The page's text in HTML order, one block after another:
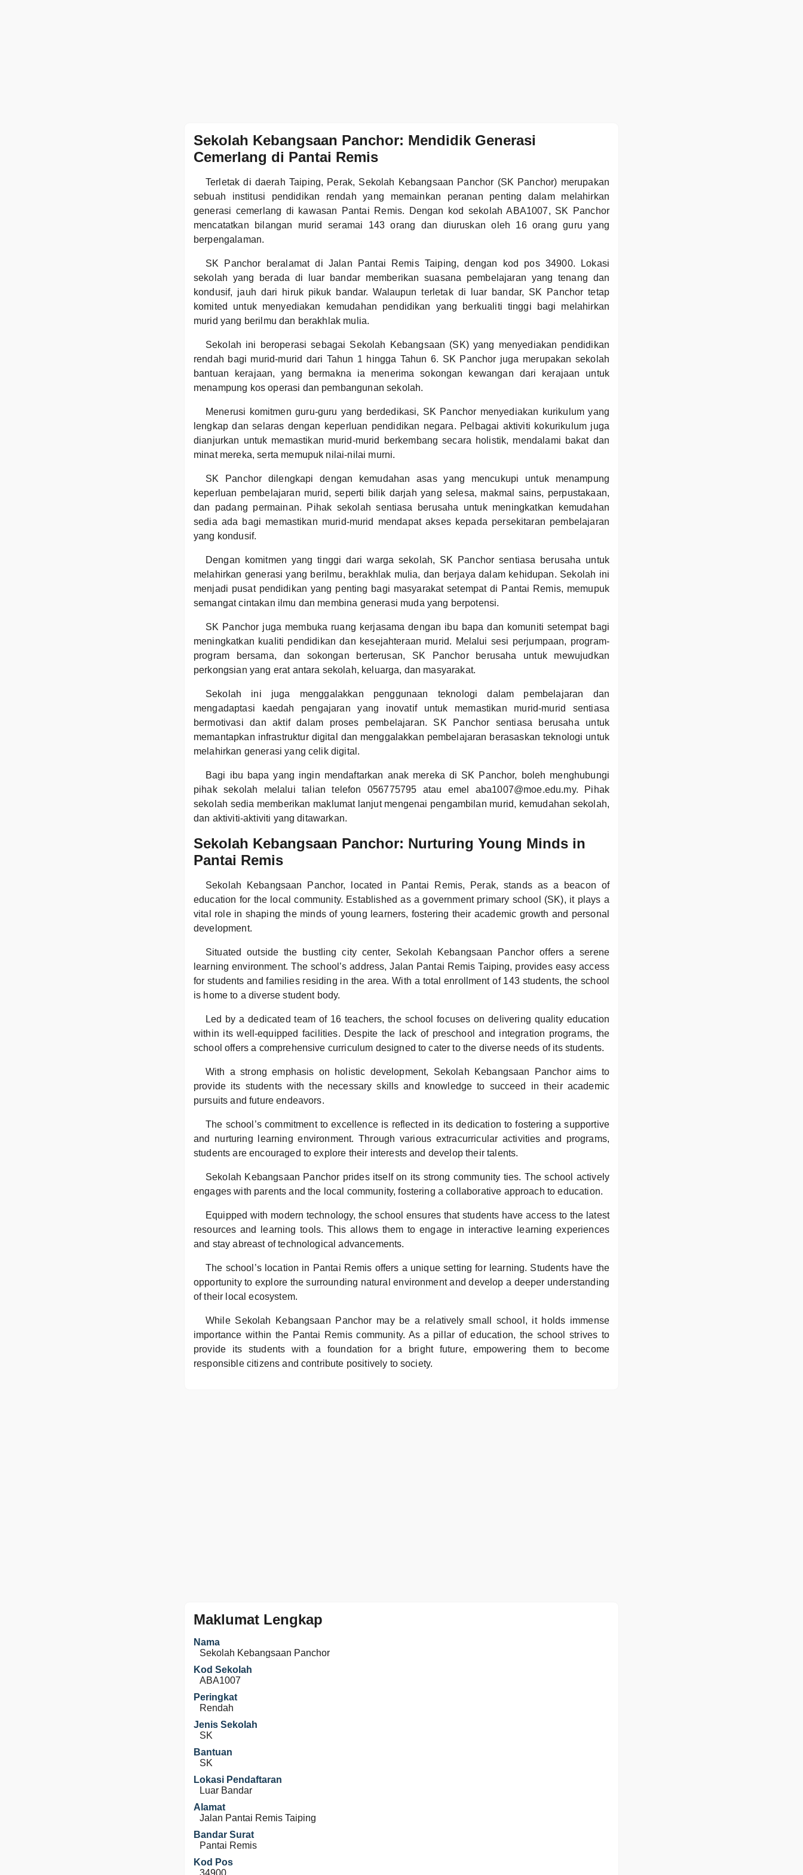
Sekolah Kebangsaan Panchor: Mendidik Generasi
Cemerlang di Pantai Remis
Terletak di daerah Taiping, Perak, Sekolah Kebangsaan Panchor (SK Panchor) merupakan
sebuah institusi pendidikan rendah yang memainkan peranan penting dalam melahirkan
generasi cemerlang di kawasan Pantai Remis. Dengan kod sekolah ABA1007, SK Panchor
mencatatkan bilangan murid seramai 143 orang dan diuruskan oleh 16 orang guru yang
berpengalaman.
SK Panchor beralamat di Jalan Pantai Remis Taiping, dengan kod pos 34900. Lokasi
sekolah yang berada di luar bandar memberikan suasana pembelajaran yang tenang dan
kondusif, jauh dari hiruk pikuk bandar. Walaupun terletak di luar bandar, SK Panchor tetap
komited untuk menyediakan kemudahan pendidikan yang berkualiti tinggi bagi melahirkan
murid yang berilmu dan berakhlak mulia.
Sekolah ini beroperasi sebagai Sekolah Kebangsaan (SK) yang menyediakan pendidikan
rendah bagi murid-murid dari Tahun 1 hingga Tahun 6. SK Panchor juga merupakan sekolah
bantuan kerajaan, yang bermakna ia menerima sokongan kewangan dari kerajaan untuk
menampung kos operasi dan pembangunan sekolah.
Menerusi komitmen guru-guru yang berdedikasi, SK Panchor menyediakan kurikulum yang
lengkap dan selaras dengan keperluan pendidikan negara. Pelbagai aktiviti kokurikulum juga
dianjurkan untuk memastikan murid-murid berkembang secara holistik, mendalami bakat dan
minat mereka, serta memupuk nilai-nilai murni.
SK Panchor dilengkapi dengan kemudahan asas yang mencukupi untuk menampung
keperluan pembelajaran murid, seperti bilik darjah yang selesa, makmal sains, perpustakaan,
dan padang permainan. Pihak sekolah sentiasa berusaha untuk meningkatkan kemudahan
sedia ada bagi memastikan murid-murid mendapat akses kepada persekitaran pembelajaran
yang kondusif.
Dengan komitmen yang tinggi dari warga sekolah, SK Panchor sentiasa berusaha untuk
melahirkan generasi yang berilmu, berakhlak mulia, dan berjaya dalam kehidupan. Sekolah ini
menjadi pusat pendidikan yang penting bagi masyarakat setempat di Pantai Remis, memupuk
semangat cintakan ilmu dan membina generasi muda yang berpotensi.
SK Panchor juga membuka ruang kerjasama dengan ibu bapa dan komuniti setempat bagi
meningkatkan kualiti pendidikan dan kesejahteraan murid. Melalui sesi perjumpaan, program-
program bersama, dan sokongan berterusan, SK Panchor berusaha untuk mewujudkan
perkongsian yang erat antara sekolah, keluarga, dan masyarakat.
Sekolah ini juga menggalakkan penggunaan teknologi dalam pembelajaran dan
mengadaptasi kaedah pengajaran yang inovatif untuk memastikan murid-murid sentiasa
bermotivasi dan aktif dalam proses pembelajaran. SK Panchor sentiasa berusaha untuk
memantapkan infrastruktur digital dan menggalakkan pembelajaran berasaskan teknologi untuk
melahirkan generasi yang celik digital.
Bagi ibu bapa yang ingin mendaftarkan anak mereka di SK Panchor, boleh menghubungi
pihak sekolah melalui talian telefon 056775795 atau emel aba1007@moe.edu.my. Pihak
sekolah sedia memberikan maklumat lanjut mengenai pengambilan murid, kemudahan sekolah,
dan aktiviti-aktiviti yang ditawarkan.
Sekolah Kebangsaan Panchor: Nurturing Young Minds in
Pantai Remis
Sekolah Kebangsaan Panchor, located in Pantai Remis, Perak, stands as a beacon of
education for the local community. Established as a government primary school (SK), it plays a
vital role in shaping the minds of young learners, fostering their academic growth and personal
development.
Situated outside the bustling city center, Sekolah Kebangsaan Panchor offers a serene
learning environment. The school’s address, Jalan Pantai Remis Taiping, provides easy access
for students and families residing in the area. With a total enrollment of 143 students, the school
is home to a diverse student body.
Led by a dedicated team of 16 teachers, the school focuses on delivering quality education
within its well-equipped facilities. Despite the lack of preschool and integration programs, the
school offers a comprehensive curriculum designed to cater to the diverse needs of its students.
With a strong emphasis on holistic development, Sekolah Kebangsaan Panchor aims to
provide its students with the necessary skills and knowledge to succeed in their academic
pursuits and future endeavors.
The school’s commitment to excellence is reflected in its dedication to fostering a supportive
and nurturing learning environment. Through various extracurricular activities and programs,
students are encouraged to explore their interests and develop their talents.
Sekolah Kebangsaan Panchor prides itself on its strong community ties. The school actively
engages with parents and the local community, fostering a collaborative approach to education.
Equipped with modern technology, the school ensures that students have access to the latest
resources and learning tools. This allows them to engage in interactive learning experiences
and stay abreast of technological advancements.
The school’s location in Pantai Remis offers a unique setting for learning. Students have the
opportunity to explore the surrounding natural environment and develop a deeper understanding
of their local ecosystem.
While Sekolah Kebangsaan Panchor may be a relatively small school, it holds immense
importance within the Pantai Remis community. As a pillar of education, the school strives to
provide its students with a foundation for a bright future, empowering them to become
responsible citizens and contribute positively to society.
Maklumat Lengkap
Nama
Sekolah Kebangsaan Panchor
Kod Sekolah
ABA1007
Peringkat
Rendah
Jenis Sekolah
SK
Bantuan
SK
Lokasi Pendaftaran
Luar Bandar
Alamat
Jalan Pantai Remis Taiping
Bandar Surat
Pantai Remis
Kod Pos
34900